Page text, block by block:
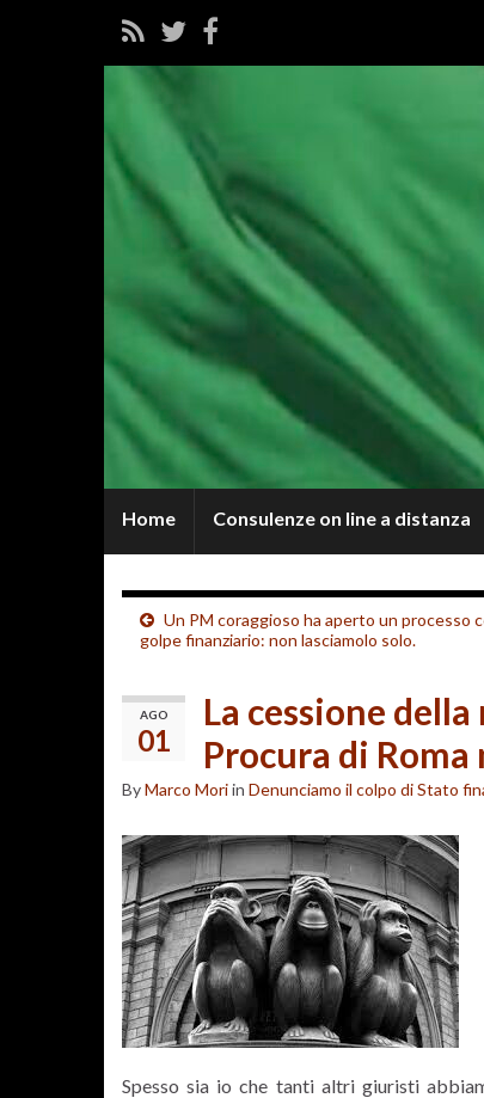
Home Consulenze on line a distanza
Un PM coraggioso ha aperto un processo
golpe finanziario: non lasciamolo solo.
AGO
01
La cessione
Procura di Roma
ByMarco Moriin Denunciamo il colpo di Stato
Spesso sia io che tanti altri giuristi